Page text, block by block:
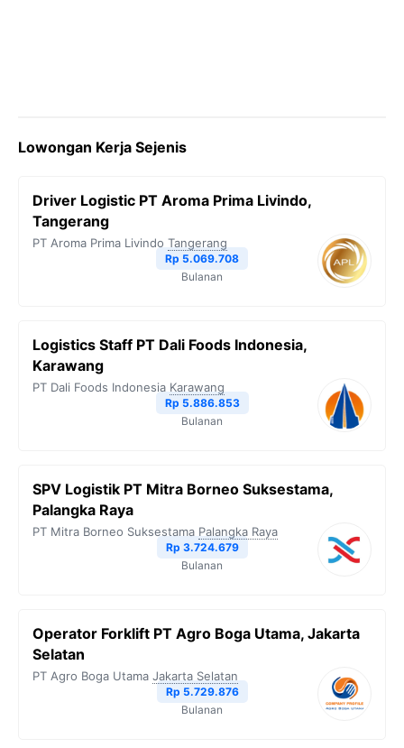
Lowongan Kerja Sejenis
Driver Logistic PT Aroma Prima Livindo,
Tangerang
PT Aroma Prima Livindo Tangerang
Rp 5.069.708
Bulanan
Logistics Staff PT Dali Foods Indonesia,
Karawang
PT Dali Foods Indonesia Karawang
Rp 5.886.853
Bulanan
SPV Logistik PT Mitra Borneo Suksestama,
Palangka Raya
PT Mitra Borneo Suksestama Palangka Raya
Rp 3.724.679
Bulanan
Operator Forklift PT Agro Boga Utama, Jakarta
Selatan
PT Agro Boga Utama Jakarta Selatan
Rp 5.729.876
Bulanan